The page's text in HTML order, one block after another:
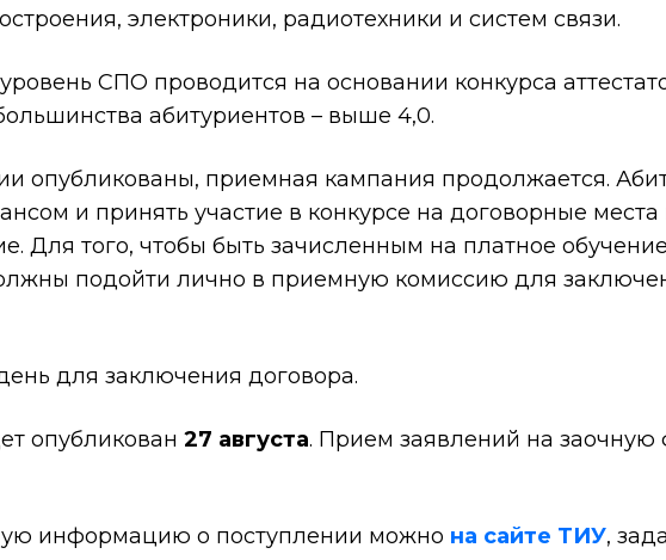
электроники, радиотехники и систем связи.
СПО проводится на основании конкурса
абитуриентов – выше 4,0.
опубликованы, приемная кампания продолжается.
и принять участие в конкурсе на договорные
Для того, чтобы быть зачисленным на платное
подойти лично в приемную комиссию для
для заключения договора.
опубликован 27 августа. Прием заявлений на
информацию о поступлении можно на сайте ТИУ,